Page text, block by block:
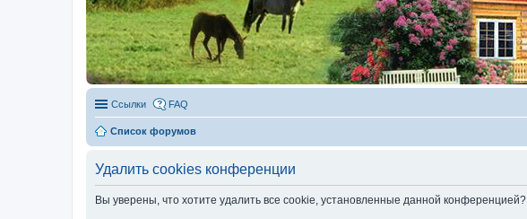
Ссылки FAQ
Список форумов
Удалить cookies конференции
Вы уверены, что хотите удалить все cookie, установленные данной конференцией?